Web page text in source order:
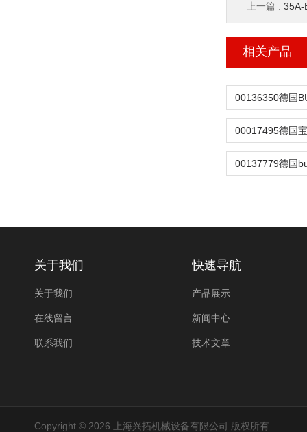
上一篇 : 35A-
相关产品
关于我们
关于我们
在线留言
联系我们
快速导航
产品展示
新闻中心
技术文章
Copyright © 2026 上海兴拓机械设备有限公司 版权所有